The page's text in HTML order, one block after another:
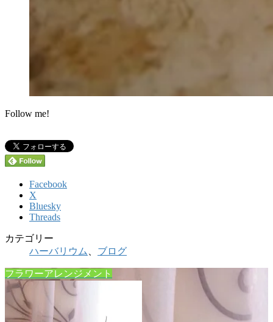
Follow me!
Facebook
X
Bluesky
Threads
カテゴリー
ハーバリウム
ブログ
フラワーアレンジメント